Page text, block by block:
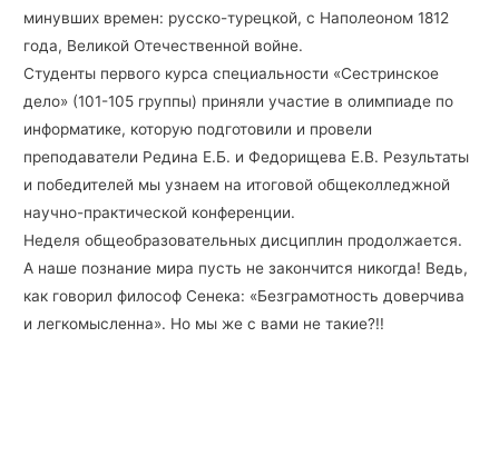
минувших времен: русско-турецкой, с Наполеоном 1812
года, Великой Отечественной войне.
Студенты первого курса специальности «Сестринское
дело» (101-105 группы) приняли участие в олимпиаде по
информатике, которую подготовили и провели
преподаватели Редина Е.Б. и Федорищева Е.В. Результаты
и победителей мы узнаем на итоговой общеколледжной
научно-практической конференции.
Неделя общеобразовательных дисциплин продолжается.
А наше познание мира пусть не закончится никогда! Ведь,
как говорил философ Сенека: «Безграмотность доверчива
и легкомысленна». Но мы же с вами не такие?!!